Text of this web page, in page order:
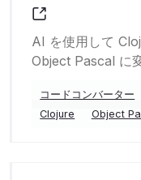
AI を使用して
Object Pascal に
コードコンバーター
Clojure
Object